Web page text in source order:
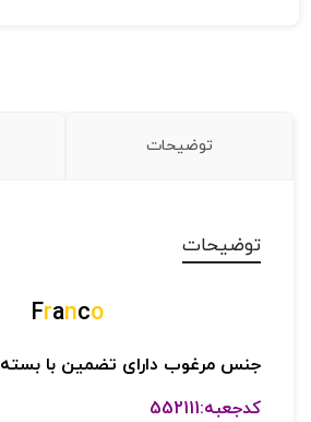
توضیحات
توضیحات
Franco
جنس مرغوب دارای تضمین با
کدجعبه:552111